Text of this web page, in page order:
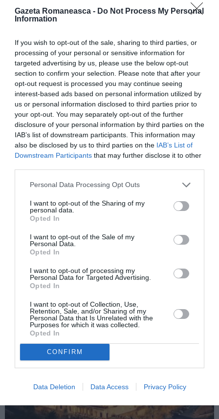
Gazeta Romaneasca - Do Not Process My Personal
Information
If you wish to opt-out of the sale, sharing to third parties, or
processing of your personal or sensitive information for
targeted advertising by us, please use the below opt-out
section to confirm your selection. Please note that after your
opt-out request is processed you may continue seeing
interest-based ads based on personal information utilized by
us or personal information disclosed to third parties prior to
your opt-out. You may separately opt-out of the further
disclosure of your personal information by third parties on the
IAB’s list of downstream participants. This information may
also be disclosed by us to third parties on the IAB’s List of
Downstream Participants that may further disclose it to other
Personal Data Processing Opt Outs
I want to opt-out of the Sharing of my
personal data.
Opted In
I want to opt-out of the Sale of my
Personal Data.
Opted In
I want to opt-out of processing my
Personal Data for Targeted Advertising.
Opted In
I want to opt-out of Collection, Use,
Retention, Sale, and/or Sharing of my
Personal Data that Is Unrelated with the
Purposes for which it was collected.
Opted In
CONFIRM
Data Deletion Data Access Privacy Policy
însă necesită integrarea părinților”. Cea mai
neașteptată a fost aprecierea lui Roberto Maroni,
secretar al Lega Nord și guvernator al Lombardiei,
care a definit poziția lui Scola „interesantă și de
evaluat”.
Cardinalul, a subliniat Maroni, „nu a spus da în mod
nediscriminat, absolut și total, ci în mod problematic,
și a evidențiat că există probleme și chestiuni
relevante, că este același lucru pe care îl spune noi”.
Adică, „nu se poate recunoaște în mod automat
Articolul anterior
Vicepremierul Liviu Dragnea, trimis în
judecată în dosarul privind fraudarea
referendumului
Angajări la consulat, 53 de români în cursa
finală: „Nu vor avea imunitate diplomatică”
AȚI PUTEA DORI DE